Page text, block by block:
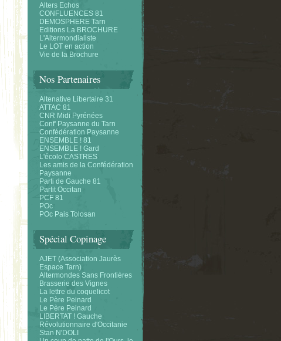
Alters Echos
CONFLUENCES 81
DEMOSPHERE Tarn
Editions La BROCHURE
L'Altermondialiste
Le LOT en action
Vie de la Brochure
Nos Partenaires
Altenative Libertaire 31
ATTAC 81
CNR Midi Pyrénées
Conf' Paysanne du Tarn
Confédération Paysanne
ENSEMBLE ! 81
ENSEMBLE ! Gard
L'écolo CASTRES
Les amis de la Confédération
Paysanne
Parti de Gauche 81
Partit Occitan
PCF 81
POc
POc Pais Tolosan
Spécial Copinage
AJET (Association Jaurès
Espace Tarn)
Altermondes Sans Frontières
Brasserie des Vignes
La lettre du coquelicot
Le Père Peinard
Le Père Peinard
LIBERTAT ! Gauche
Révolutionnaire d'Occitanie
Stan N'DOLI